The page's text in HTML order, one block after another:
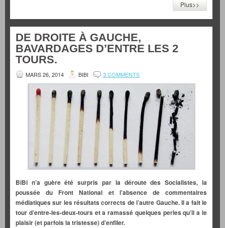
Plus>>
DE DROITE À GAUCHE,
BAVARDAGES D’ENTRE LES 2
TOURS.
MARS 26, 2014 BIBI 3 COMMENTS
BiBi n’a guère été surpris par la déroute des Socialistes, la
poussée du Front National et l’absence de commentaires
médiatiques sur les résultats corrects de l’autre Gauche. Il a fait le
tour d’entre-les-deux-tours et a ramassé quelques perles qu’il a le
plaisir (et parfois la tristesse) d’enfiler.